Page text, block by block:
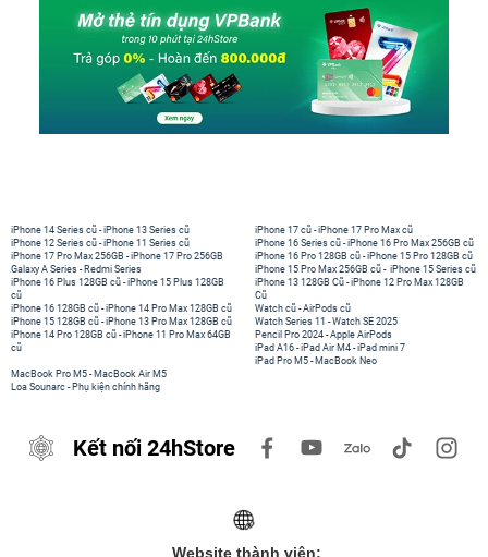
iPhone 14 Series cũ -iPhone 13 Series cũ
iPhone 12 Series cũ -iPhone 11 Series cũ
iPhone 17 Pro Max 256GB -iPhone 17 Pro 256GB
Galaxy A Series - Redmi Series
iPhone 17 cũ -iPhone 17 Pro Max cũ
iPhone 16 Series cũ - iPhone 16 Pro Max 256GB cũ
iPhone 16 Pro 128GB cũ -iPhone 15 Pro 128GB cũ
iPhone 15 Pro Max 256GB cũ - iPhone 15 Series cũ
iPhone 16 Plus 128GB cũ -iPhone 15 Plus 128GB
cũ
iPhone 16 128GB cũ -iPhone 14 Pro Max 128GB cũ
iPhone 15 128GB cũ -iPhone 13 Pro Max 128GB cũ
iPhone 14 Pro 128GB cũ -iPhone 11 Pro Max 64GB
cũ
iPhone 13 128GB Cũ -iPhone 12 Pro Max 128GB
Cũ
Watch cũ -AirPods cũ
Watch Series 11 -Watch SE 2025
Pencil Pro 2024 -Apple AirPods
iPad A16 -iPad Air M4 -iPad mini 7
iPad Pro M5 - MacBook Neo
MacBook Pro M5 - MacBook Air M5
Loa Sounarc - Phụ kiện chính hãng
Kết nối 24hStore
Website thành viên: